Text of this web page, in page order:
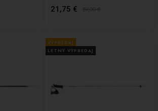
21,75 € 59,00€
VÝPREDAJ
LETNÝ VÝPREDAJ